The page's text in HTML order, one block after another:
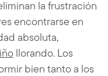
la frustración
encontrarse en
absoluta,
llorando. Los
bien tanto a los